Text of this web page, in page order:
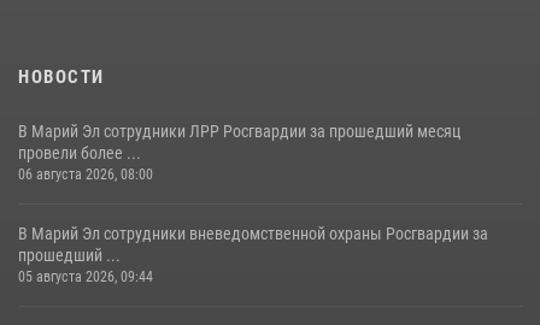
НОВОСТИ
В Марий Эл сотрудники ЛРР Росгвардии за прошедший месяц
провели более ...
06 августа 2026, 08:00
В Марий Эл сотрудники вневедомственной охраны Росгвардии за
прошедший ...
05 августа 2026, 09:44